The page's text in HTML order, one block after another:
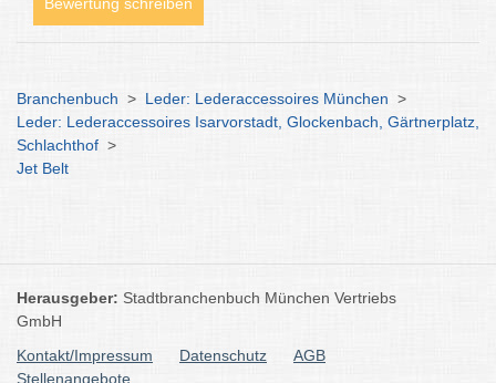
Branchenbuch > Leder: Lederaccessoires München >
Leder: Lederaccessoires Isarvorstadt, Glockenbach, Gärtnerplatz,
Schlachthof >
Jet Belt
Herausgeber: Stadtbranchenbuch München Vertriebs
GmbH
Kontakt/Impressum
Datenschutz
AGB
Stellenangebote